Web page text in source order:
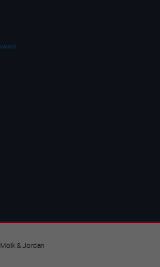
Molk & Jordan